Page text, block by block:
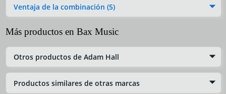
Ventaja de la combinación (5)
Más productos en Bax Music
Otros productos de Adam Hall
Productos similares de otras marcas